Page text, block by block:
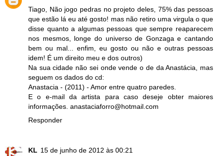
Tiago, Não jogo pedras no projeto deles, 75% das pessoas
que estão lá eu até gosto! mas não retiro uma virgula o que
disse quanto a algumas pessoas que sempre reaparecem
nos mesmos, longe do universo de Gonzaga e cantando
bem ou mal... enfim, eu gosto ou não e outras pessoas
idem! É um direito meu e dos outros)
Na sua cidade não sei onde vende o de da Anastácia, mas
seguem os dados do cd:
Anastacia - (2011) - Amor entre quatro paredes.
E o e-mail da artista para caso deseje obter maiores
informações. anastaciaforro@hotmail.com
Responder
KL 15 de junho de 2012 às 00:21